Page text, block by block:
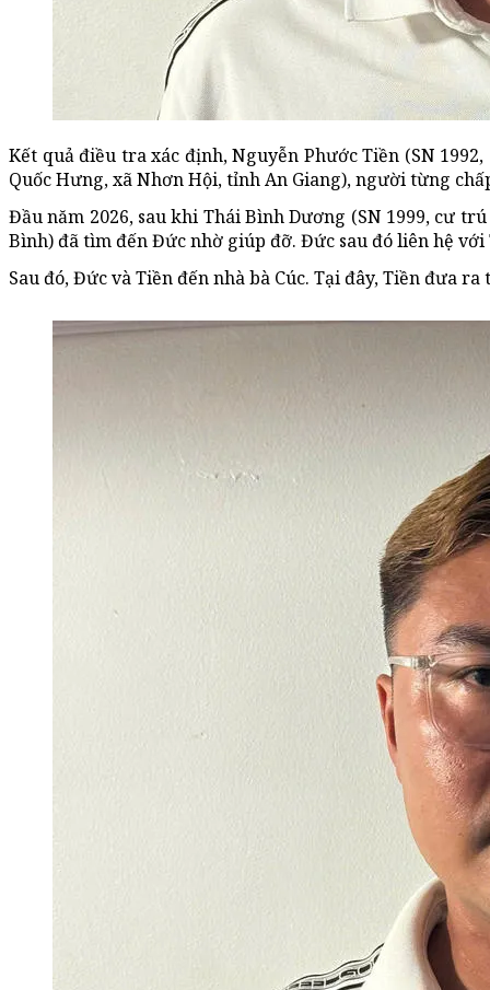
Kết quả điều tra xác định, Nguyễn Phước Tiền (SN
Quốc Hưng, xã Nhơn Hội, tỉnh An Giang), người từng
Đầu năm 2026, sau khi Thái Bình Dương (SN 1999, cư
Bình) đã tìm đến Đức nhờ giúp đỡ. Đức sau đó liên hệ với
Sau đó, Đức và Tiền đến nhà bà Cúc. Tại đây, Tiền đưa